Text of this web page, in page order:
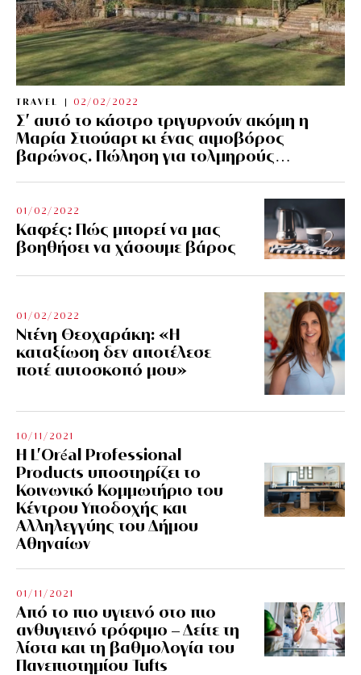
TRAVEL 02/02/2022
Σ’ αυτό το κάστρο τριγυρνούν ακόμη η
Μαρία Στιούαρτ κι ένας αιμοβόρος
βαρώνος. Πώληση για τολμηρούς…
01/02/2022
Kαφές: Πώς μπορεί να μας
βοηθήσει να χάσουμε βάρος
01/02/2022
Ντένη Θεοχαράκη: «Η
καταξίωση δεν αποτέλεσε
ποτέ αυτοσκοπό μου»
10/11/2021
Η L’Οréal Professional
Products υποστηρίζει το
Κοινωνικό Κομμωτήριο του
Κέντρου Υποδοχής και
Αλληλεγγύης του Δήμου
Αθηναίων
01/11/2021
Από το πιο υγιεινό στο πιο
ανθυγιεινό τρόφιμο – Δείτε τη
λίστα και τη βαθμολογία του
Πανεπιστημίου Tufts